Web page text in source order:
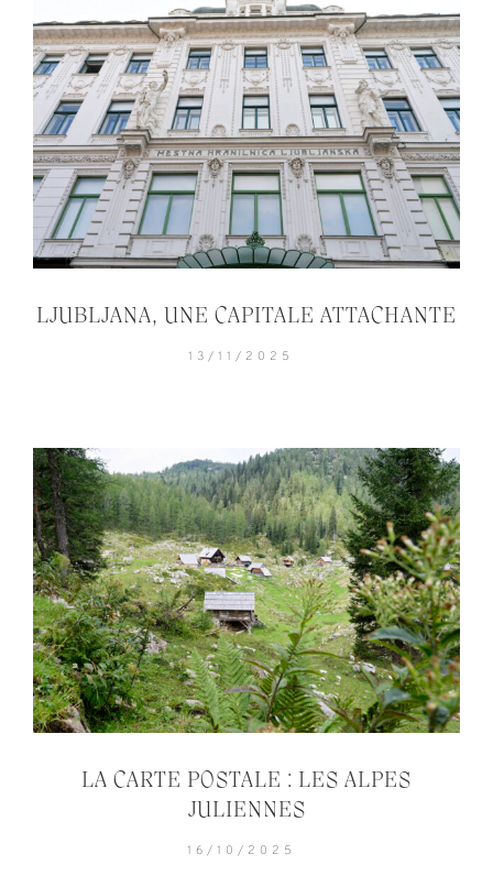
LJUBLJANA, UNE CAPITALE ATTACHANTE
13/11/2025
LA CARTE POSTALE : LES ALPES
JULIENNES
16/10/2025